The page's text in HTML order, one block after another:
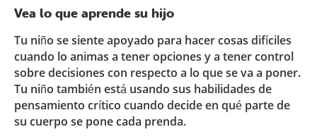
Vea lo que aprende su hijo
Tu niño se siente apoyado para hacer cosas difíciles
cuando lo animas a tener opciones y a tener control
sobre decisiones con respecto a lo que se va a poner.
Tu niño también está usando sus habilidades de
pensamiento crítico cuando decide en qué parte de
su cuerpo se pone cada prenda.